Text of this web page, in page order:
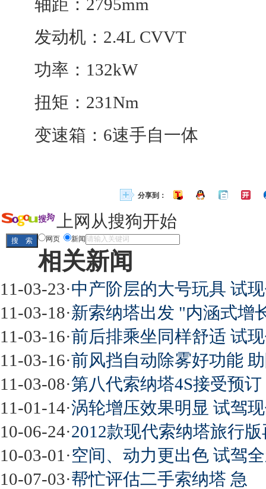
轴距：2795mm
发动机 ：2.4L CVVT
功率：132kW
扭矩：231Nm
变速箱 ：6速手自一体
分享到：
上网从搜狗开始
网页 新闻
相关新闻
11-03-23·中产阶层的大号玩具 试
11-03-18·新索纳塔出发 "内涵式增
11-03-16·前后排乘坐同样舒适 试
11-03-16·前风挡自动除雾好功能
11-03-08·第八代索纳塔4S接受预
11-01-14·涡轮增压效果明显 试驾
10-06-24·2012款现代索纳塔旅行
10-03-01 ·空间、动力更出色 试驾
10-07-03·帮忙评估二手索纳塔 急